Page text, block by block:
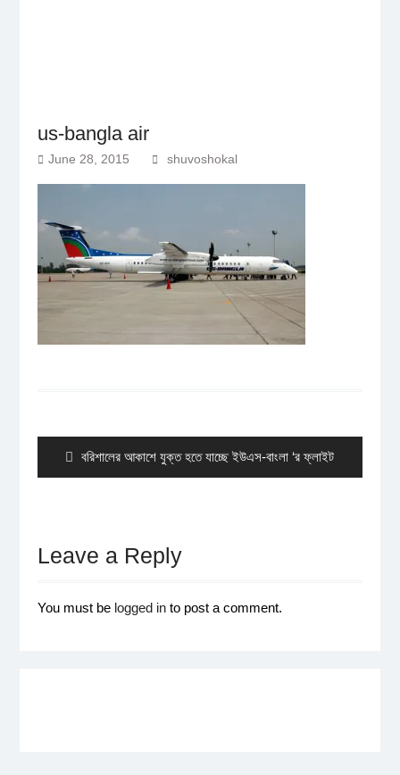
us-bangla air
June 28, 2015 shuvoshokal
Previous
post:
বরিশালের আকাশে যুক্ত হতে যাচ্ছে ইউএস-বাংলা ‘র ফ্লাইট
Leave a Reply
You must be logged into post a comment.